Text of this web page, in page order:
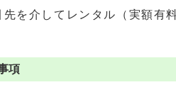
を介してレンタル（実額有
項